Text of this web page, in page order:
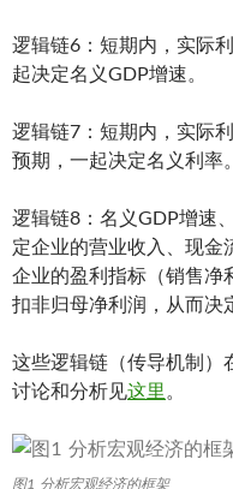
逻辑链6：短期内，实际
起决定名义GDP增速。
逻辑链7：短期内，实际
预期，一起决定名义利率。
逻辑链8：名义GDP增速
定企业的营业收入、现金
企业的盈利指标（销售净
扣非归母净利润，从而决
这些逻辑链（传导机制）
讨论和分析见这里 。
图1 分析宏观经济的框架